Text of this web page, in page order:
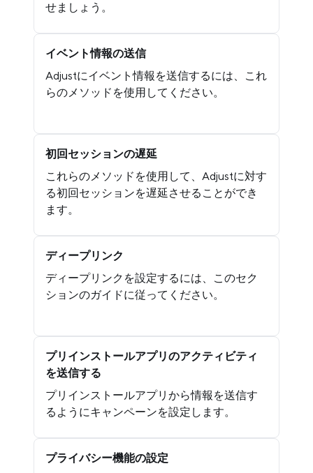
せましょう。
イベント情報の送信
Adjustにイベント情報を送信するには、これ
らのメソッドを使用してください。
初回セッションの遅延
これらのメソッドを使用して、Adjustに対す
る初回セッションを遅延させることができ
ます。
ディープリンク
ディープリンクを設定するには、このセク
ションのガイドに従ってください。
プリインストールアプリのアクティビティ
を送信する
プリインストールアプリから情報を送信す
るようにキャンペーンを設定します。
プライバシー機能の設定